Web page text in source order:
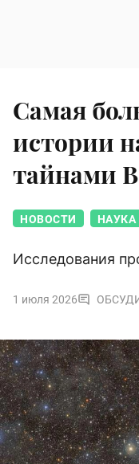
Самая
истории
тайнами
НОВОСТИ НАУКА
Исследования
1 июля 2026